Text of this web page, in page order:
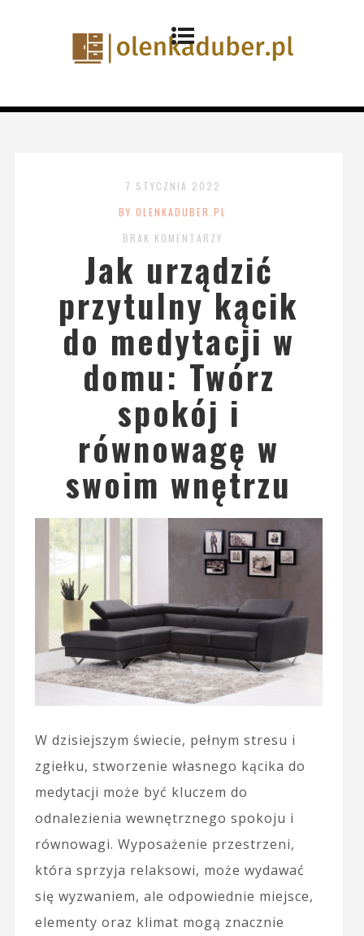
7 STYCZNIA 2022
BY OLENKADUBER.PL
BRAK KOMENTARZY
Jak urządzić
przytulny kącik
do medytacji w
domu: Twórz
spokój i
równowagę w
swoim wnętrzu
W dzisiejszym świecie, pełnym stresu i
zgiełku, stworzenie własnego kącika do
medytacji może być kluczem do
odnalezienia wewnętrznego spokoju i
równowagi. Wyposażenie przestrzeni,
która sprzyja relaksowi, może wydawać
się wyzwaniem, ale odpowiednie miejsce,
elementy oraz klimat mogą znacznie